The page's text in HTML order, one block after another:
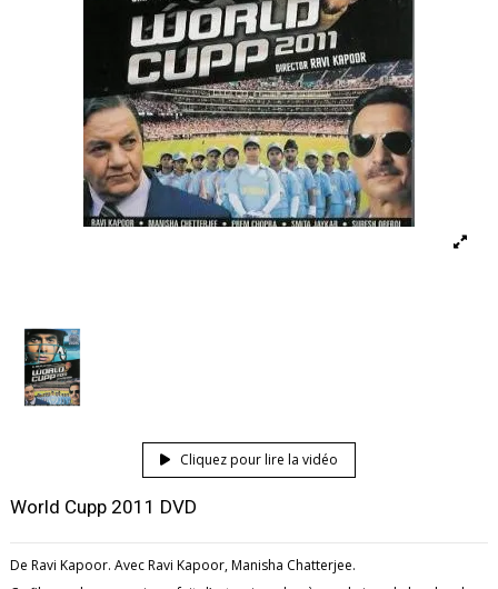
Cliquez pour lire la vidéo
World Cupp 2011 DVD
De Ravi Kapoor. Avec Ravi Kapoor, Manisha Chatterjee.